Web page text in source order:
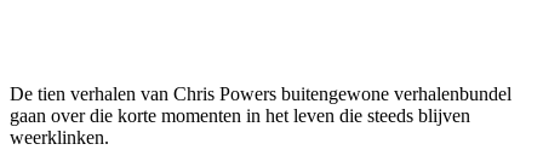
De tien verhalen van Chris Powers buitengewone verhalenbundel
gaan over die korte momenten in het leven die steeds blijven
weerklinken.